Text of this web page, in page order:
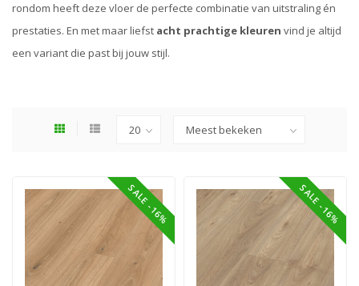
rondom heeft deze vloer de perfecte combinatie van uitstraling én
prestaties. En met maar liefst acht prachtige kleuren vind je altijd
een variant die past bij jouw stijl.
SALE -16% SALE -16%